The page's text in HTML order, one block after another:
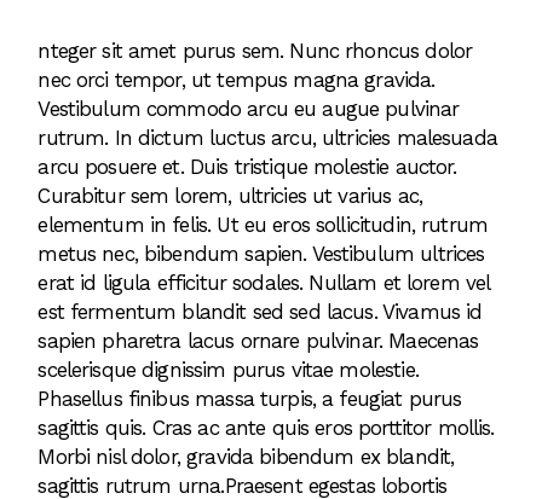
nteger sit amet purus sem. Nunc rhoncus dolor
nec orci tempor, ut tempus magna gravida.
Vestibulum commodo arcu eu augue pulvinar
rutrum. In dictum luctus arcu, ultricies malesuada
arcu posuere et. Duis tristique molestie auctor.
Curabitur sem lorem, ultricies ut varius ac,
elementum in felis. Ut eu eros sollicitudin, rutrum
metus nec, bibendum sapien. Vestibulum ultrices
erat id ligula efficitur sodales. Nullam et lorem vel
est fermentum blandit sed sed lacus. Vivamus id
sapien pharetra lacus ornare pulvinar. Maecenas
scelerisque dignissim purus vitae molestie.
Phasellus finibus massa turpis, a feugiat purus
sagittis quis. Cras ac ante quis eros porttitor mollis.
Morbi nisl dolor, gravida bibendum ex blandit,
sagittis rutrum urna.Praesent egestas lobortis